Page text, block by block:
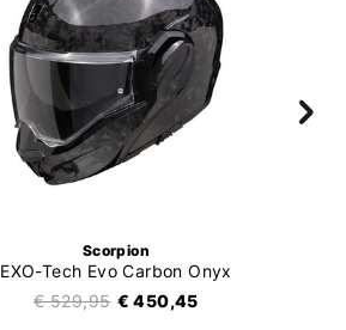
Scorpion
EXO-Tech Evo Carbon Onyx
€ 529,95 € 450,45